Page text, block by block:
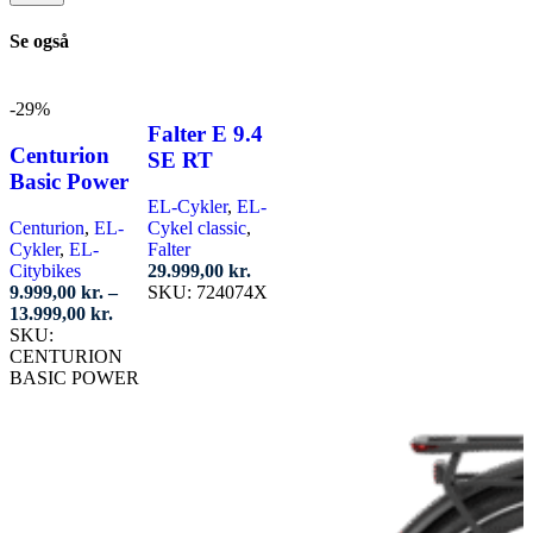
Se også
-29%
Centurion
Basic Power
Centurion, EL-
Cykler, EL-
Citybikes
9.999,00 kr. –
13.999,00 kr.
til
13.999,00 kr.
SKU:
CENTURION
BASIC POWER
Falter E 9.4
SE RT
EL-Cykler, EL-
Cykel classic,
Falter
29.999,00 kr.
SKU: 724074X